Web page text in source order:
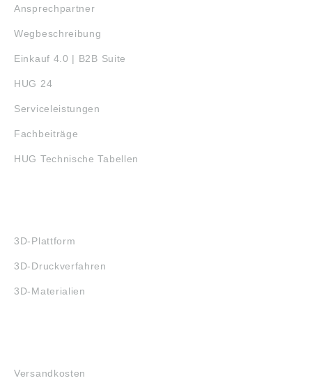
Ansprechpartner
Wegbeschreibung
Einkauf 4.0 | B2B Suite
HUG 24
Serviceleistungen
Fachbeiträge
HUG Technische Tabellen
3D-Plattform
3D-Druckverfahren
3D-Materialien
Versandkosten